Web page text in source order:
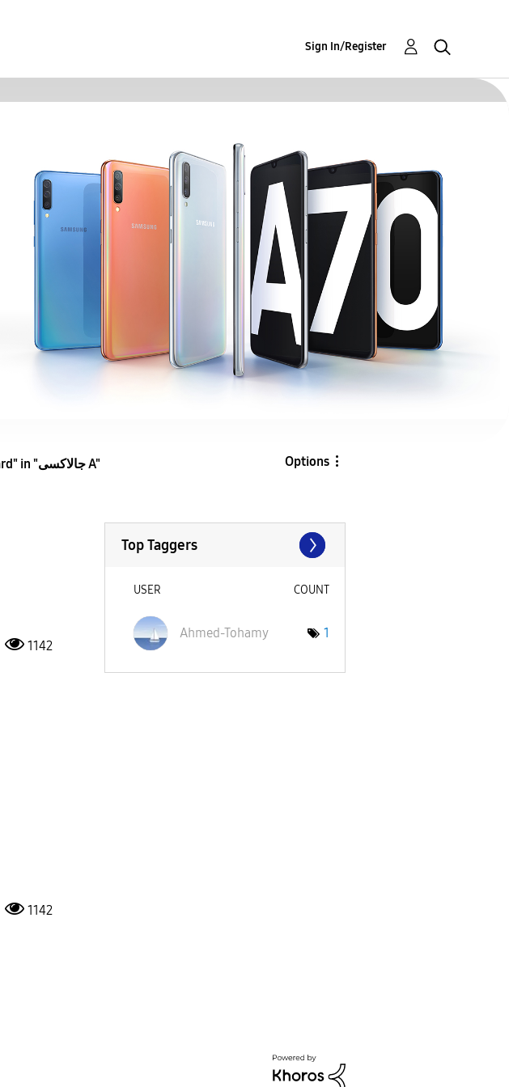
Sign In/Register
Tag: "clipboard" in "جالاكسى A" Options
1142
1142
Top Taggers
USER COUNT
Ahmed-Tohamy 1